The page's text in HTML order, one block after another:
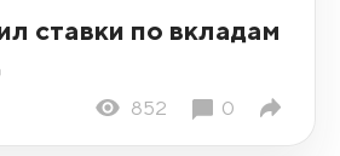
ставки по вкладам
852 0